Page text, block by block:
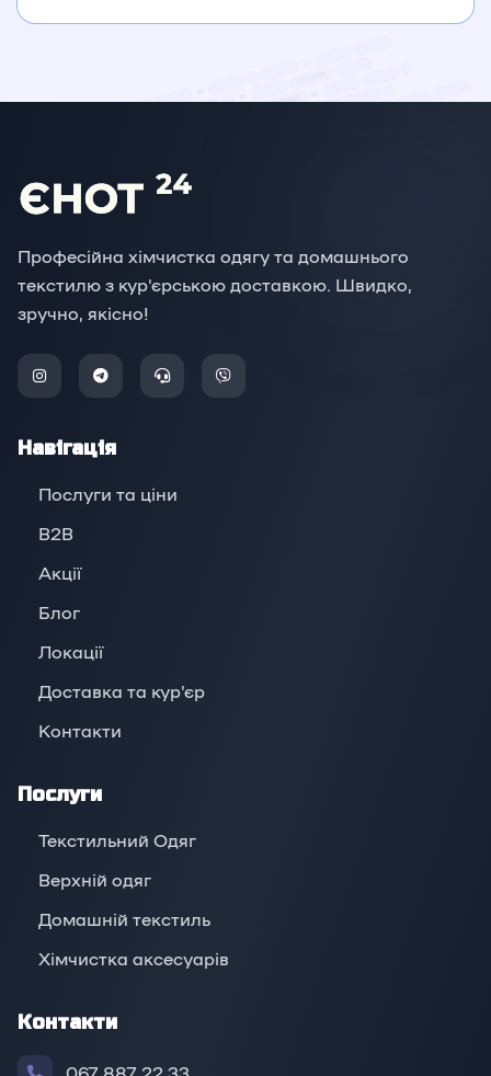
Професійна хімчистка одягу та домашнього
текстилю з кур'єрською доставкою. Швидко,
зручно, якісно!
Навігація
Послуги та ціни
B2B
Акції
Блог
Локації
Доставка та кур'єр
Контакти
Послуги
Текстильний Одяг
Верхній oдяг
Домашній текстиль
Хімчистка аксесуарів
Контакти